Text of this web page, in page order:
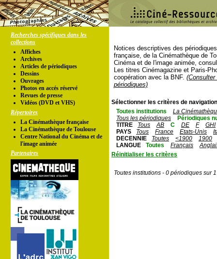
Recherches spécifiques dans les
collections
Affiches
Archives
Articles de périodiques
Dessins
Ouvrages
Photos en accés réservé
Revues de presse
Vidéos (DVD et VHS)
Répertoires
La Cinémathèque française
La Cinémathèque de Toulouse
Centre National du Cinéma et de
l'image animée
Partenaires
Notices descriptives des
française, de la Cinémathèque de
Cinéma et de l'image animée,
Les titres Cinémagazine et Paris-
coopération avec la BNF.
périodiques)
Sélectionner les critères de
Toutes institutions
La
Tous les périodiques
Périodiques
TITRE
Tous AB C DE F
GHI
PAYS
Tous France Etats-Unis
DECENNIE
Toutes <1900
1900
LANGUE
Toutes Français
Réinitialiser les critères
Toutes institutions - 0 périodiques sur